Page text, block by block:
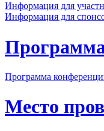
Информация для
Информация для
Программа
Место